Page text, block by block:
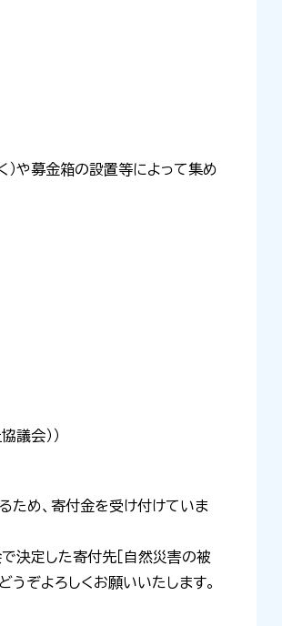
）や募金箱の設置等によって集め
議会））
ため、寄付金を受け付けていま
決定した寄付先［自然災害の被
ぞよろしくお願いいたします。